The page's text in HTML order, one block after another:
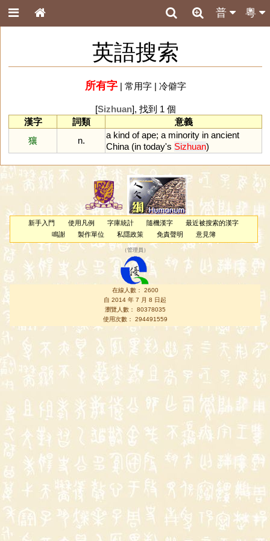
粵
普
英語搜索
所有字| 常用字| 冷僻字
[Sizhuan], 找到 1 個
漢字
詞類
意義
獽
n.
a kind of ape; a minority in ancient
China (in today's Sizhuan)
新手入門 使用凡例 字庫統計 隨機漢字
最近被搜索的漢字
鳴謝
製作單位 私隱政策 免責聲明 意見簿
（管理員 ）
在線人數： 2600
自 2014 年 7 月 8 日起
瀏覽人數： 80378035
使用次數： 294491559